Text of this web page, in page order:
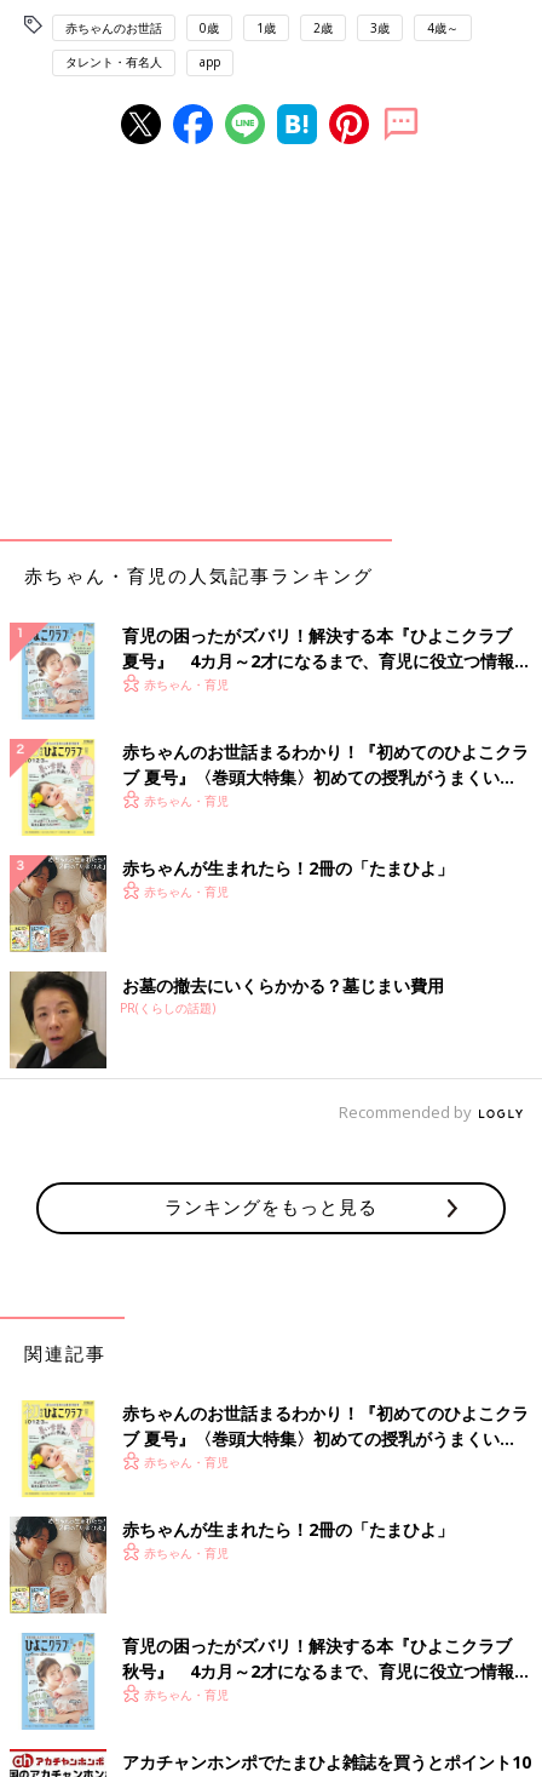
赤ちゃんのお世話 0歳 1歳 2歳 3歳 4歳～
タレント・有名人 app
赤ちゃん・育児の人気記事ランキング
育児の困ったがズバリ！解決する本『ひよこクラブ
夏号』 4カ月～2才になるまで、育児に役立つ情報が
いっぱい！
赤ちゃん・育児
赤ちゃんのお世話まるわかり！『初めてのひよこクラ
ブ 夏号』〈巻頭大特集〉初めての授乳がうまくい
く！ おっぱい・ミルクの基本と夏のトラブル 解決テ
赤ちゃん・育児
赤ちゃんが生まれたら！2冊の「たまひよ」
赤ちゃん・育児
お墓の撤去にいくらかかる？墓じまい費用
PR(くらしの話題)
Recommended by
ランキングをもっと見る
関連記事
赤ちゃんのお世話まるわかり！『初めてのひよこクラ
ブ 夏号』〈巻頭大特集〉初めての授乳がうまくい
く！ おっぱい・ミルクの基本と夏のトラブル 解決テ
赤ちゃん・育児
赤ちゃんが生まれたら！2冊の「たまひよ」
赤ちゃん・育児
育児の困ったがズバリ！解決する本『ひよこクラブ
秋号』 4カ月～2才になるまで、育児に役立つ情報が
いっぱい！
赤ちゃん・育児
アカチャンホンポでたまひよ雑誌を買うとポイント10